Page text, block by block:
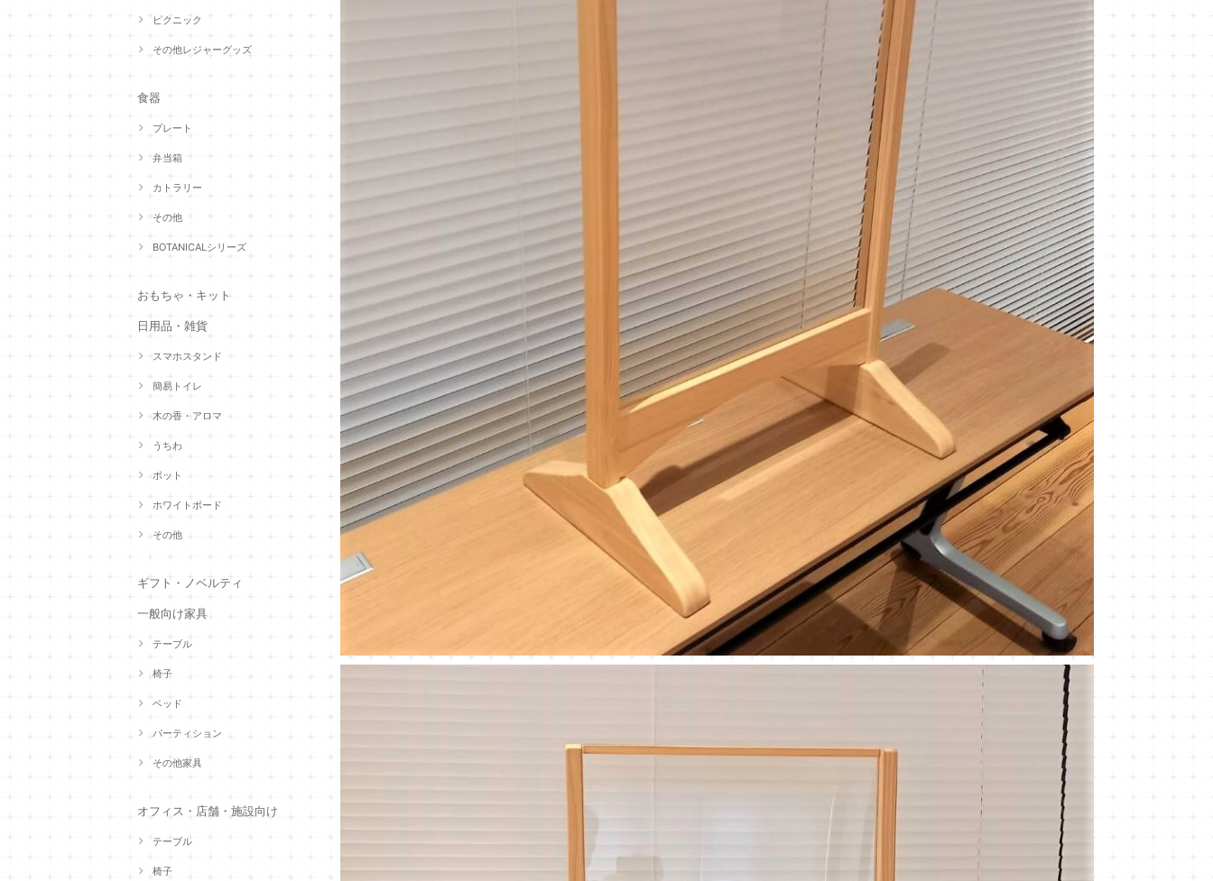
ピクニック
その他レジャーグッズ
食器
プレート
弁当箱
カトラリー
その他
BOTANICALシリーズ
おもちゃ・キット
日用品・雑貨
スマホスタンド
簡易トイレ
木の香・アロマ
うちわ
ポット
ホワイトボード
その他
ギフト・ノベルティ
一般向け家具
テーブル
椅子
ベッド
パーティション
その他家具
オフィス・店舗・施設向け
テーブル
椅子